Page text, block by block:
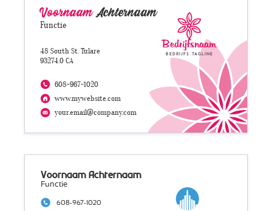
your.email@company.com
608-967-1020
www.mywebsite.com
Functie
48 South St. Tulare
93274.0 CA
VoornaamAchternaam
Bedrijfsnaam
Bedrijfs tagline
608-967-1020
Functie
Voornaam Achternaam